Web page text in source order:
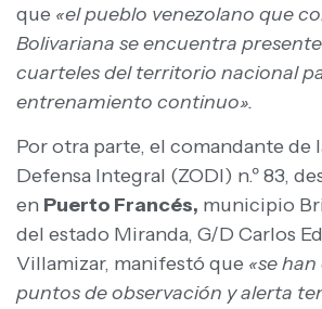
que «el pueblo venezolano que
Bolivariana se encuentra
cuarteles del territorio nacional
entrenamiento continuo».
Por otra parte, el comandante de
Defensa Integral (ZODI) n.º 83,
en Puerto Francés, municipio
del estado Miranda, G/D Carlos
Villamizar, manifestó que «se
puntos de observación y alerta